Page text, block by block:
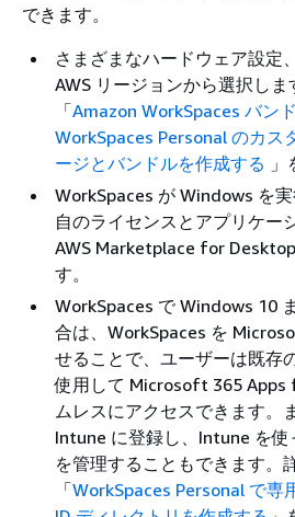
できます。
さまざまなハードウェア設定
AWS リージョンから選択しま
「Amazon WorkSpaces バン
WorkSpaces Personal のカス
ージとバンドルを作成する
WorkSpaces が Windows を
自のライセンスとアプリケー
AWS Marketplace for
す。
WorkSpaces で Windows 10
合は、WorkSpaces を
せることで、ユーザーは既存
使用して Microsoft 365 Apps
ムレスにアクセスできます。
Intune に登録し、Intune を
を管理することもできます。
「WorkSpaces Personal で